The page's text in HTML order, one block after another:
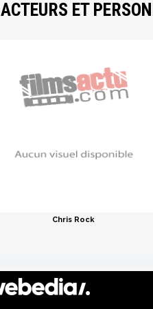
ACTEURS ET
Chris Rock